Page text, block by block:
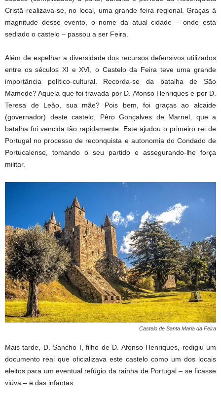
Cristã realizava-se, no local, uma grande feira regional. Graças à
magnitude desse evento, o nome da atual cidade – onde está
sediado o castelo – passou a ser Feira.
Além de espelhar a diversidade dos recursos defensivos utilizados
entre os séculos XI e XVI, o Castelo da Feira teve uma grande
importância político-cultural. Recorda-se da batalha de São
Mamede? Aquela que foi travada por D. Afonso Henriques e por D.
Teresa de Leão, sua mãe? Pois bem, foi graças ao alcaide
(governador) deste castelo, Pêro Gonçalves de Marnel, que a
batalha foi vencida tão rapidamente. Este ajudou o primeiro rei de
Portugal no processo de reconquista e autonomia do Condado de
Portucalense, tomando o seu partido e assegurando-lhe força
militar.
Castelo de Santa Maria da Feira
Mais tarde, D. Sancho I, filho de D. Afonso Henriques, redigiu um
documento real que oficializava este castelo como um dos locais
eleitos para um eventual refúgio da rainha de Portugal – se ficasse
viúva – e das infantas.